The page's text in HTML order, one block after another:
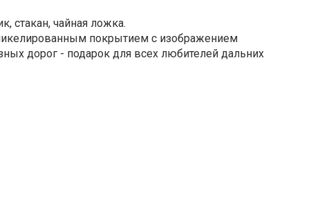
стакан, чайная ложка.
покрытием с изображением
дорог - подарок для всех любителей дальних